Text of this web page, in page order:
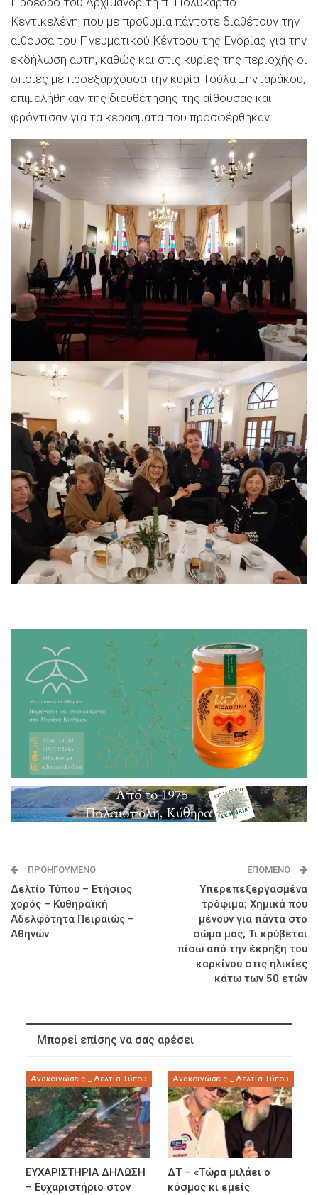
Κεντικελένη, που με προθυμία πάντοτε διαθέτουν την
αίθουσα του Πνευματικού Κέντρου της Ενορίας για την
εκδήλωση αυτή, καθώς και στις κυρίες της περιοχής οι
οποίες με προεξάρχουσα την κυρία Τούλα Ξηνταράκου,
επιμελήθηκαν της διευθέτησης της αίθουσας και
φρόντισαν για τα κεράσματα που προσφέρθηκαν.
ΠΡΟΗΓΟΎΜΕΝΟ
Δελτίο Τύπου – Ετήσιος
χορός – Κυθηραϊκή
Αδελφότητα Πειραιώς –
Αθηνών
ΕΠΌΜΕΝΟ
Υπερεπεξεργασμένα
τρόφιμα; Χημικά που
μένουν για πάντα στο
σώμα μας; Τι κρύβεται
πίσω από την έκρηξη του
καρκίνου στις ηλικίες
κάτω των 50 ετών
Μπορεί επίσης να σας αρέσει
Ανακοινώσεις _ Δελτία Τύπου
ΕΥΧΑΡΙΣΤΗΡΙΑ ΔΗΛΩΣΗ
– Ευχαριστήριο στον
Ανακοινώσεις _ Δελτία Τύπου
ΔΤ – «Τώρα μιλάει ο
κόσμος κι εμείς